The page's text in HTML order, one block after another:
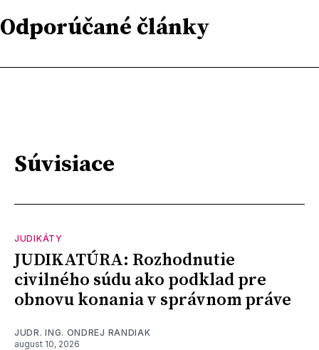
Odporúčané články
Súvisiace
JUDIKÁTY
JUDIKATÚRA: Rozhodnutie
civilného súdu ako podklad pre
obnovu konania v správnom práve
JUDR. ING. ONDREJ RANDIAK
august 10, 2026